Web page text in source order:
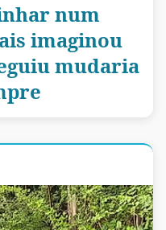
num
imaginou
mudaria